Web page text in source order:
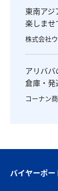
東南アジ
楽しませ
株式会社
アリババ
倉庫・発
コーナン
バイヤーポー